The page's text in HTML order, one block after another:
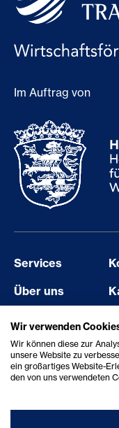
Im Auftrag von
Services
Über uns
Events
Aktuelles
Showcase
© 2026 StartHub Hessen/
Wir verwenden
Wir können diese zur
unsere Website zu
ein großartiges Website-
den von uns verwendeten